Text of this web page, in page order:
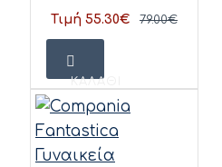
Τιμή 55.30€ 79.00€
ΚΑΛΆΘΙ